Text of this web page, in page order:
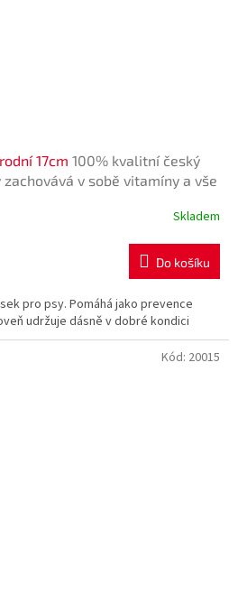
17cm 100% kvalitní český
v sobě vitamíny a vše
Skladem
Do košíku
pro psy. Pomáhá jako prevence
udržuje dásně v dobré kondici
Kód: 20015